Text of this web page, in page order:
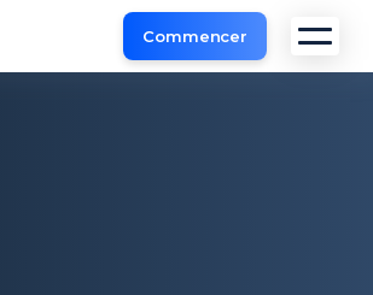
Site et l'audit SEO gratuit
Commencer